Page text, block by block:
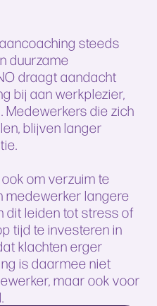
steeds
duurzame
draagt aandacht
bij aan werkplezier,
Medewerkers die zich
blijven langer
om verzuim te
medewerker langere
dit leiden tot stress of
tijd te investeren in
klachten erger
is daarmee niet
maar ook voor